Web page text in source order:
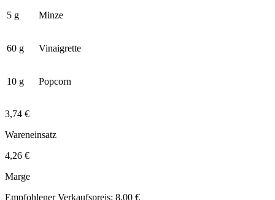
5 g Minze
60 g Vinaigrette
10 g Popcorn
3,74 €
Wareneinsatz
4,26 €
Marge
Empfohlener Verkaufspreis: 8,00 €